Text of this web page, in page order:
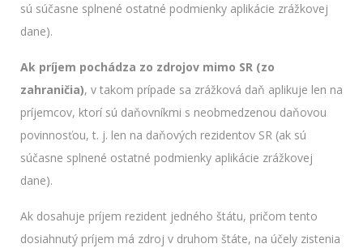
sú súčasne splnené ostatné podmienky aplikácie zrážkovej
dane).
Ak príjem pochádza zo zdrojov mimo SR (zo
zahraničia), v takom prípade sa zrážková daň aplikuje len na
príjemcov, ktorí sú daňovníkmi s neobmedzenou daňovou
povinnosťou, t. j. len na daňových rezidentov SR (ak sú
súčasne splnené ostatné podmienky aplikácie zrážkovej
dane).
Ak dosahuje príjem rezident jedného štátu, pričom tento
dosiahnutý príjem má zdroj v druhom štáte, na účely zistenia